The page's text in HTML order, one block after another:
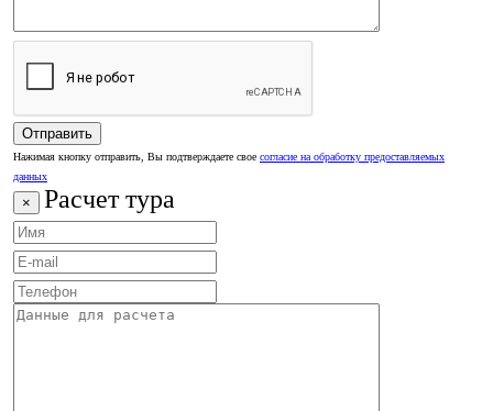
Нажимая кнопку отправить, Вы подтверждаете свое согласие на обработку предоставляемых
данных
× Расчет тура